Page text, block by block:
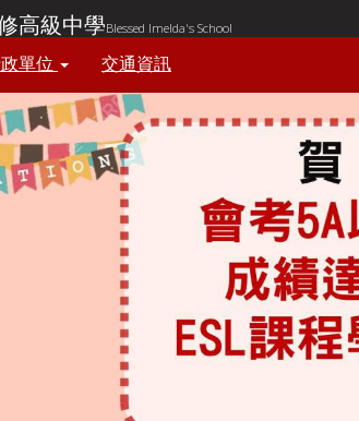
高級中學Blessed Imelda's School
單位 交通資訊